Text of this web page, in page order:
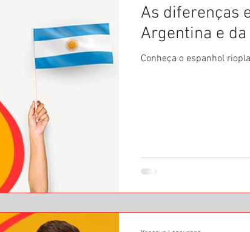
As diferenças
Argentina e da
Conheça o espanhol